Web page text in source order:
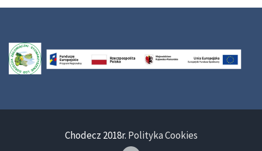
Chodecz 2018r. Polityka Cookies